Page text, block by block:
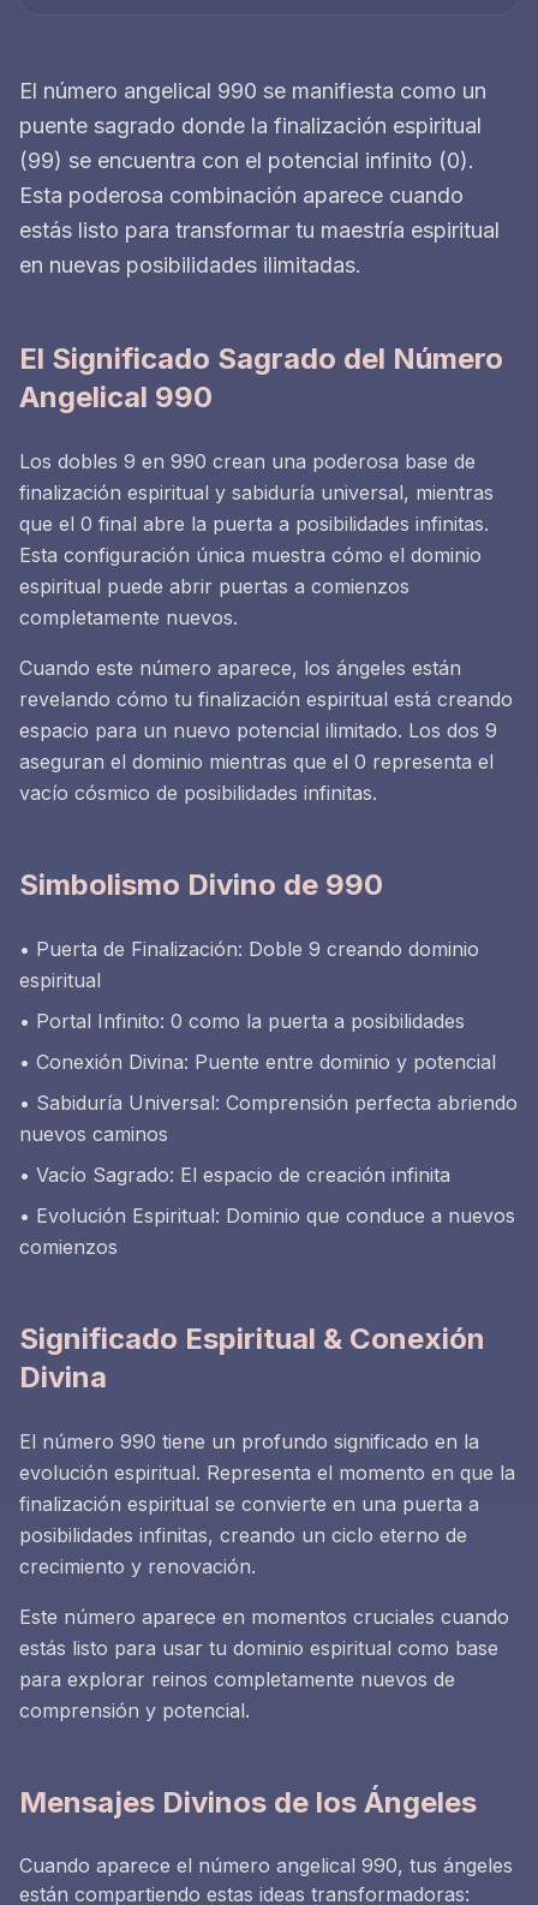
El número angelical 990 se manifiesta como un
puente sagrado donde la finalización espiritual
(99) se encuentra con el potencial infinito (0).
Esta poderosa combinación aparece cuando
estás listo para transformar tu maestría espiritual
en nuevas posibilidades ilimitadas.
El Significado Sagrado del Número
Angelical 990
Los dobles 9 en 990 crean una poderosa base de
finalización espiritual y sabiduría universal, mientras
que el 0 final abre la puerta a posibilidades infinitas.
Esta configuración única muestra cómo el dominio
espiritual puede abrir puertas a comienzos
completamente nuevos.
Cuando este número aparece, los ángeles están
revelando cómo tu finalización espiritual está creando
espacio para un nuevo potencial ilimitado. Los dos 9
aseguran el dominio mientras que el 0 representa el
vacío cósmico de posibilidades infinitas.
Simbolismo Divino de 990
• Puerta de Finalización: Doble 9 creando dominio
espiritual
• Portal Infinito: 0 como la puerta a posibilidades
• Conexión Divina: Puente entre dominio y potencial
• Sabiduría Universal: Comprensión perfecta abriendo
nuevos caminos
• Vacío Sagrado: El espacio de creación infinita
• Evolución Espiritual: Dominio que conduce a nuevos
comienzos
Significado Espiritual & Conexión
Divina
El número 990 tiene un profundo significado en la
evolución espiritual. Representa el momento en que la
finalización espiritual se convierte en una puerta a
posibilidades infinitas, creando un ciclo eterno de
crecimiento y renovación.
Este número aparece en momentos cruciales cuando
estás listo para usar tu dominio espiritual como base
para explorar reinos completamente nuevos de
comprensión y potencial.
Mensajes Divinos de los Ángeles
Cuando aparece el número angelical 990, tus ángeles
están compartiendo estas ideas transformadoras: